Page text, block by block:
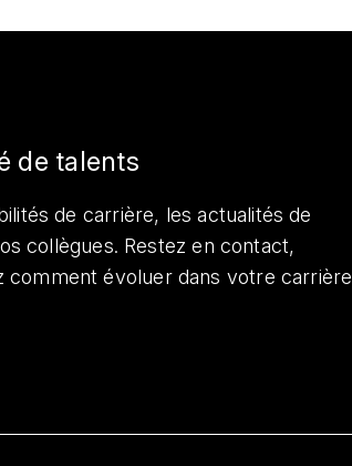
de talents
de carrière, les actualités de
collègues. Restez en contact,
évoluer dans votre carrière